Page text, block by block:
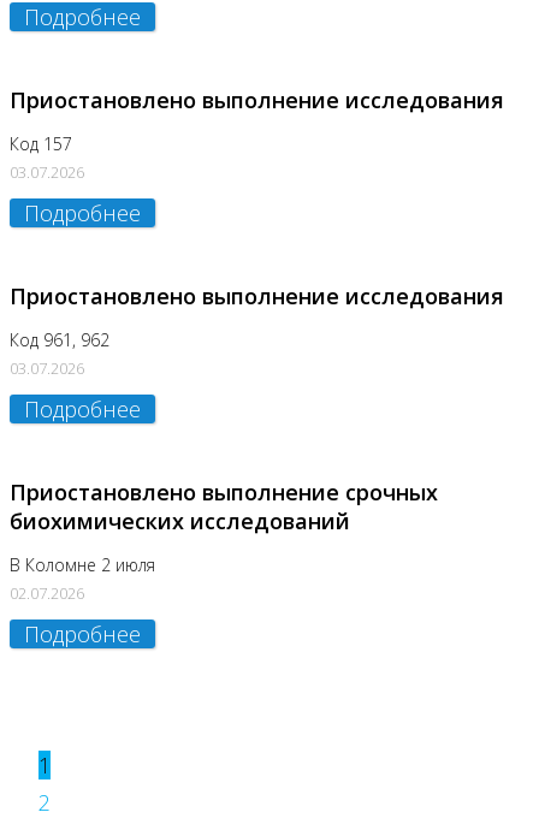
Подробнее
Приостановлено выполнение исследования
Код 157
03.07.2026
Подробнее
Приостановлено выполнение исследования
Код 961, 962
03.07.2026
Подробнее
Приостановлено выполнение срочных
биохимических исследований
В Коломне 2 июля
02.07.2026
Подробнее
1
2